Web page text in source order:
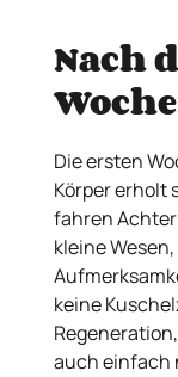
Nach
Die ersten
Körper erholt
fahren
kleine
keine
auch einfach